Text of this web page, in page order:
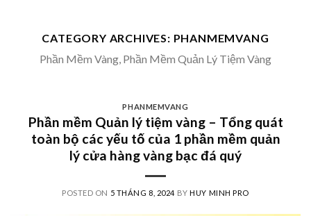
CATEGORY ARCHIVES: PHANMEMVANG
Phần Mềm Vàng, Phần Mềm Quản Lý Tiệm Vàng
PHANMEMVANG
Phần mềm Quản lý tiệm vàng – Tổng quát
toàn bộ các yếu tố của 1 phần mềm quản
lý cửa hàng vàng bạc đá quý
POSTED ON 5 THÁNG 8, 2024 BYHUY MINH PRO